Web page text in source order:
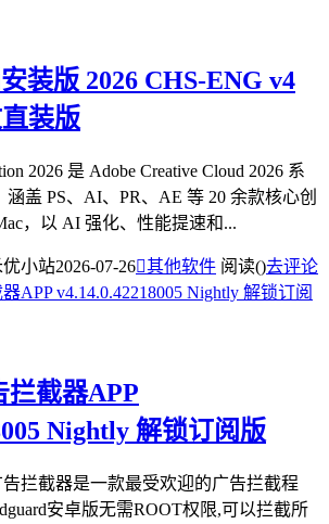
装版 2026 CHS-ENG v4
装版
2026 是 Adobe Creative Cloud 2026 系
盖 PS、AI、PR、AE 等 20 余款核心创
，以 AI 强化、性能提速和...
优小站2026-07-26其他软件 阅读()去评论
拦截器APP
Nightly 解锁订阅版
告拦截器是一款最受欢迎的广告拦截程
安卓版无需ROOT权限,可以拦截所